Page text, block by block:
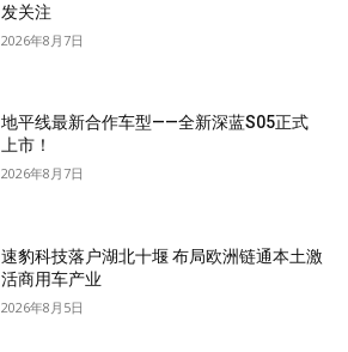
发关注
2026年8月7日
地平线最新合作车型——全新深蓝S05正式
上市！
2026年8月7日
速豹科技落户湖北十堰 布局欧洲链通本土激
活商用车产业
2026年8月5日